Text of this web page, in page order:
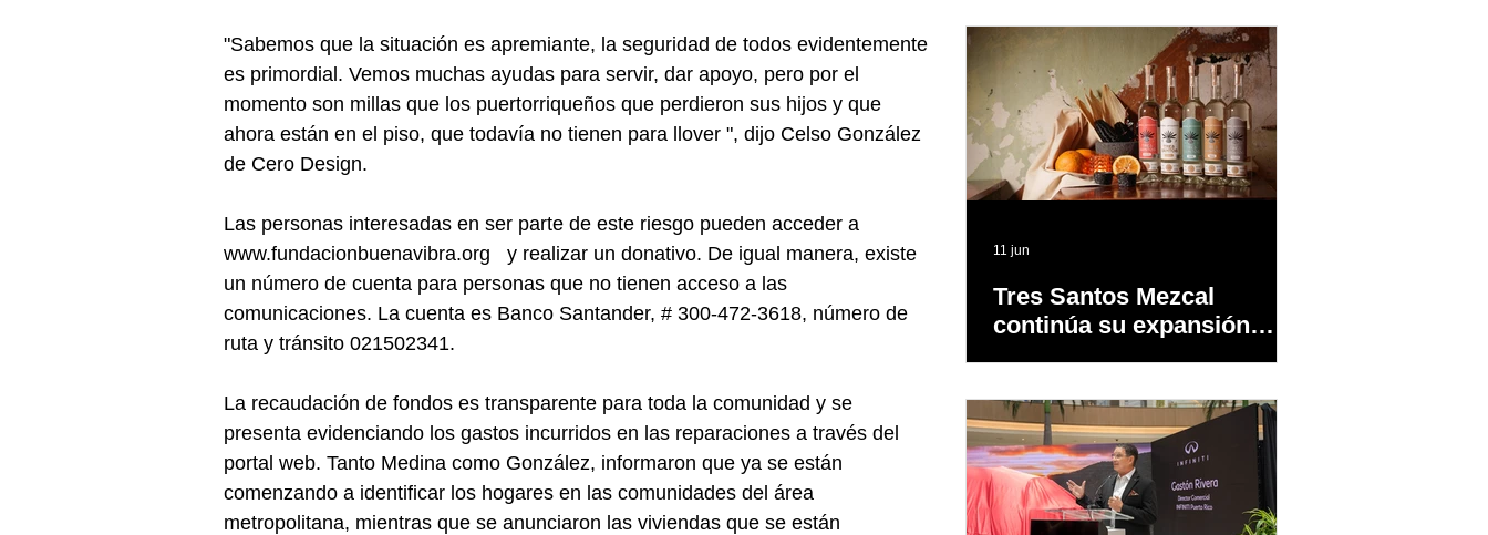
"Sabemos que la situación es apremiante, la seguridad de todos evidentemente
es primordial. Vemos muchas ayudas para servir, dar apoyo, pero por el
momento son millas que los puertorriqueños que perdieron sus hijos y que
ahora están en el piso, que todavía no tienen para llover ", dijo Celso González
de Cero Design.
Las personas interesadas en ser parte de este riesgo pueden acceder a
www.fundacionbuenavibra.org   y realizar un donativo. De igual manera, existe
un número de cuenta para personas que no tienen acceso a las
comunicaciones. La cuenta es Banco Santander, # 300-472-3618, número de
ruta y tránsito 021502341.
La recaudación de fondos es transparente para toda la comunidad y se
presenta evidenciando los gastos incurridos en las reparaciones a través del
portal web. Tanto Medina como González, informaron que ya se están
comenzando a identificar los hogares en las comunidades del área
metropolitana, mientras que se anunciaron las viviendas que se están
Tres Santos Mezcal
continúa su expansión
11 jun